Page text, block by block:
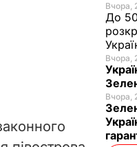
Вчора,
До 50
Вчора,
Вчора,